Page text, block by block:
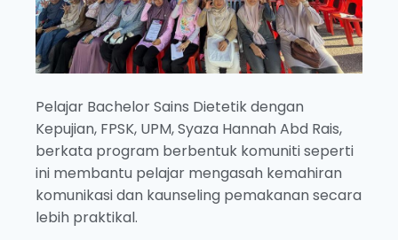
Pelajar Bachelor Sains Dietetik dengan
Kepujian, FPSK, UPM, Syaza Hannah Abd Rais,
berkata program berbentuk komuniti seperti
ini membantu pelajar mengasah kemahiran
komunikasi dan kaunseling pemakanan secara
lebih praktikal.